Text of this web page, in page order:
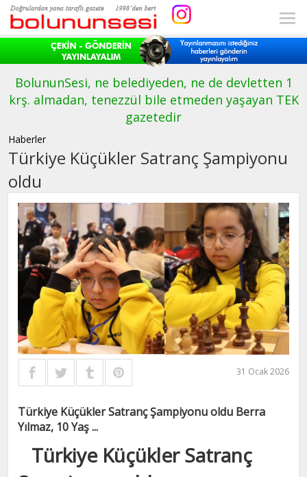
BolununSesi, ne belediyeden, ne de devletten 1
krş. almadan, tenezzül bile etmeden yaşayan TEK
gazetedir
Haberler
Türkiye Küçükler Satranç Şampiyonu
oldu
31 Ocak 2026
Türkiye Küçükler Satranç Şampiyonu oldu Berra
Yılmaz, 10 Yaş ...
Türkiye Küçükler Satranç